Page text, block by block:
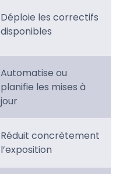
Déploie les correctifs
disponibles
Automatise ou
planifie les mises à
jour
Réduit concrètement
l’exposition